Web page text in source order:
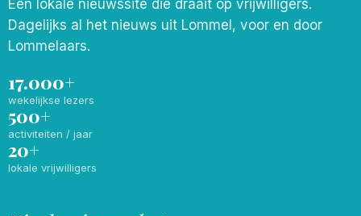
Een lokale nieuwssite die draait op vrijwilligers.
Dagelijks al het nieuws uit Lommel, voor en door
Lommelaars.
17.000+
wekelijkse lezers
500+
activiteiten / jaar
20+
lokale vrijwilligers